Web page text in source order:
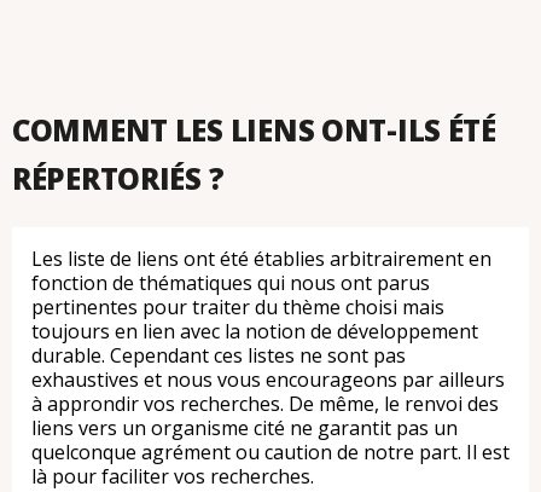
COMMENT LES LIENS ONT-ILS ÉTÉ
RÉPERTORIÉS ?
Les liste de liens ont été établies arbitrairement en
fonction de thématiques qui nous ont parus
pertinentes pour traiter du thème choisi mais
toujours en lien avec la notion de développement
durable. Cependant ces listes ne sont pas
exhaustives et nous vous encourageons par ailleurs
à approndir vos recherches. De même, le renvoi des
liens vers un organisme cité ne garantit pas un
quelconque agrément ou caution de notre part. Il est
là pour faciliter vos recherches.